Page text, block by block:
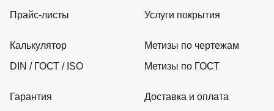
Прайс-листы
Калькулятор
DIN / ГОСТ / ISO
Гарантия
Услуги покрытия
Метизы по чертежам
Метизы по ГОСТ
Доставка и оплата